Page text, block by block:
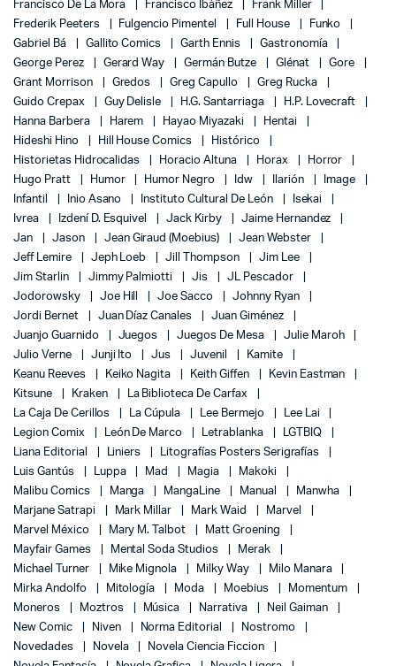
Francisco De La Mora
Francisco Ibáñez
Frank Miller
Frederik Peeters
Fulgencio Pimentel Full House
Funko
Gabriel Bá
Gallito Comics Garth Ennis
Gastronomía
George Perez
Gerard Way Germán Butze Glénat
Gore
Grant Morrison
Gredos Greg Capullo
Greg Rucka
Guido Crepax
Guy Delisle H.G. Santarriaga
H.P. Lovecraft
Hanna Barbera
Harem Hayao Miyazaki
Hentai
Hideshi Hino
Hill House Comics
Histórico
Historietas Hidrocalidas
Horacio Altuna Horax
Horror
Hugo Pratt
Humor Humor Negro Idw Ilarión
Image
Infantil
Inio Asano Instituto Cultural De León
Isekai
Ivrea
Izdení D. Esquivel Jack Kirby
Jaime Hernandez
Jan
Jason Jean Giraud (Moebius)
Jean Webster
Jeff Lemire
Jeph Loeb Jill Thompson
Jim Lee
Jim Starlin
Jimmy Palmiotti Jis
JL Pescador
Jodorowsky
Joe Hill Joe Sacco
Johnny Ryan
Jordi Bernet
Juan Díaz Canales
Juan Giménez
Juanjo Guarnido
Juegos Juegos De Mesa
Julie Maroh
Julio Verne
Junji Ito Jus Juvenil
Kamite
Keanu Reeves
Keiko Nagita Keith Giffen
Kevin Eastman
Kitsune
Kraken
La Biblioteca De Carfax
La Caja De Cerillos
La Cúpula Lee Bermejo
Lee Lai
Legion Comix
León De Marco Letrablanka
LGTBIQ
Liana Editorial
Liniers
Litografías Posters Serigrafías
Luis Gantús
Luppa Mad Magia
Makoki
Malibu Comics
Manga MangaLine Manual
Manwha
Marjane Satrapi
Mark Millar Mark Waid
Marvel
Marvel México
Mary M. Talbot
Matt Groening
Mayfair Games
Mental Soda Studios
Merak
Michael Turner
Mike Mignola Milky Way
Milo Manara
Mirka Andolfo
Mitología Moda Moebius
Momentum
Moneros
Moztros Música Narrativa
Neil Gaiman
New Comic
Niven Norma Editorial
Nostromo
Novedades
Novela
Novela Ciencia Ficcion